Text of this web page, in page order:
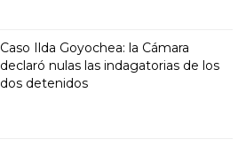
Caso Ilda Goyochea: la Cámara
declaró nulas las indagatorias de los
dos detenidos